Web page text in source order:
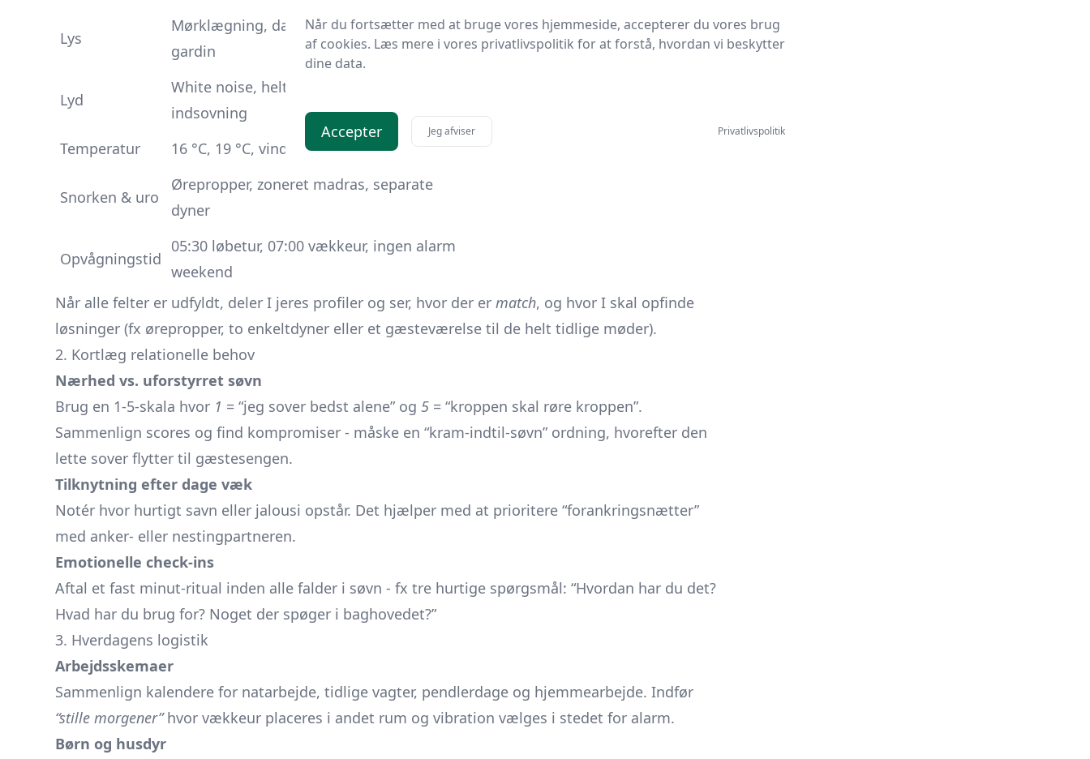
Lys
Mørklægning, dæmpet natlampe, åben
gardin
Lyd
White noise, helt stille, podcast til
indsovning
Temperatur
16 °C, 19 °C, vindue på klem, tyk dyne
Snorken & uro
Ørepropper, zoneret madras, separate
dyner
Opvågningstid
05:30 løbetur, 07:00 vækkeur, ingen alarm
weekend
Når alle felter er udfyldt, deler I jeres profiler og ser, hvor der er match, og hvor I skal opfinde
løsninger (fx ørepropper, to enkeltdyner eller et gæsteværelse til de helt tidlige møder).
2. Kortlæg relationelle behov
Nærhed vs. uforstyrret søvn
Brug en 1-5-skala hvor 1 = “jeg sover bedst alene” og 5 = “kroppen skal røre kroppen”.
Sammenlign scores og find kompromiser - måske en “kram-indtil-søvn” ordning, hvorefter den
lette sover flytter til gæstesengen.
Tilknytning efter dage væk
Notér hvor hurtigt savn eller jalousi opstår. Det hjælper med at prioritere “forankringsnætter”
med anker- eller nestingpartneren.
Emotionelle check-ins
Aftal et fast minut-ritual inden alle falder i søvn - fx tre hurtige spørgsmål: “Hvordan har du det?
Hvad har du brug for? Noget der spøger i baghovedet?”
3. Hverdagens logistik
Arbejdsskemaer
Sammenlign kalendere for natarbejde, tidlige vagter, pendlerdage og hjemmearbejde. Indfør
“stille morgener”hvor vækkeur placeres i andet rum og vibration vælges i stedet for alarm.
Børn og husdyr
Når du fortsætter med at bruge vores hjemmeside, accepterer du vores brug
af cookies. Læs mere i vores privatlivspolitik for at forstå, hvordan vi beskytter
dine data.
Accepter Jeg afviser Privatlivspolitik